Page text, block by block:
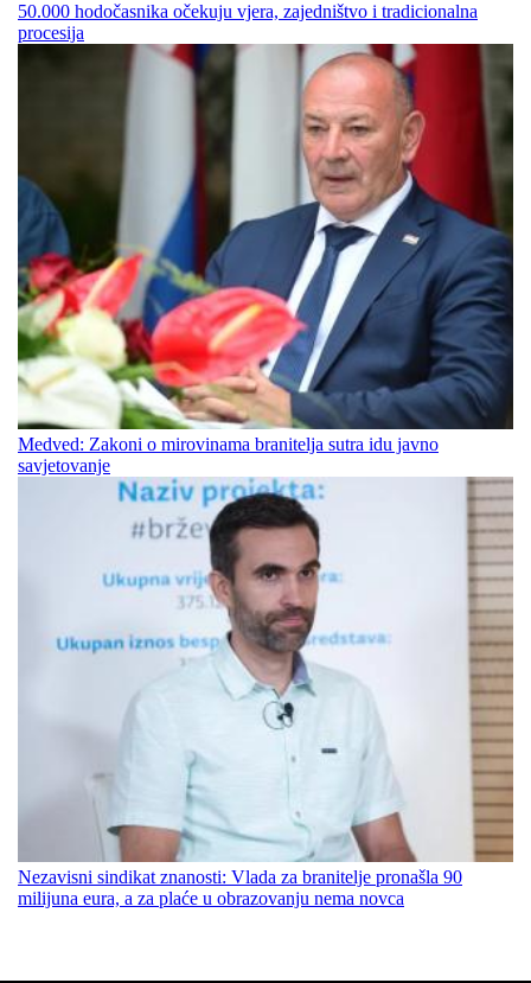
50.000 hodočasnika očekuju vjera, zajedništvo i tradicionalna
procesija
Medved: Zakoni o mirovinama branitelja sutra idu javno
savjetovanje
Nezavisni sindikat znanosti: Vlada za branitelje pronašla 90
milijuna eura, a za plaće u obrazovanju nema novca